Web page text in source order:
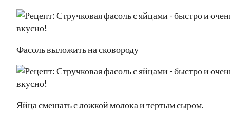
Фасоль выложить на сковороду
Яйца смешать с ложкой молока и тертым сыром.